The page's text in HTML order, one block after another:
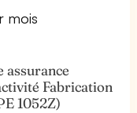
mois
assurance
Fabrication
1052Z)